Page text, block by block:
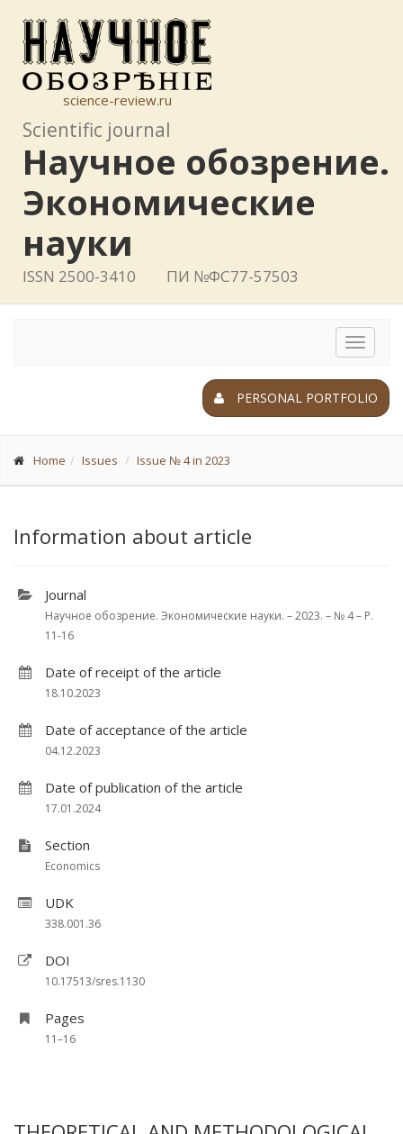
science-review.ru
Scientific journal
Научное обозрение.
Экономические
науки
ISSN 2500-3410 ПИ №ФС77-57503
Toggle
PERSONAL PORTFOLIO
Home Issues Issue № 4 in 2023
Information about article
Journal
Научное обозрение. Экономические науки. – 2023. – № 4 – P.
11-16
Date of receipt of the article
18.10.2023
Date of acceptance of the article
04.12.2023
Date of publication of the article
17.01.2024
Section
Economics
UDK
338.001.36
DOI
10.17513/sres.1130
Pages
11–16